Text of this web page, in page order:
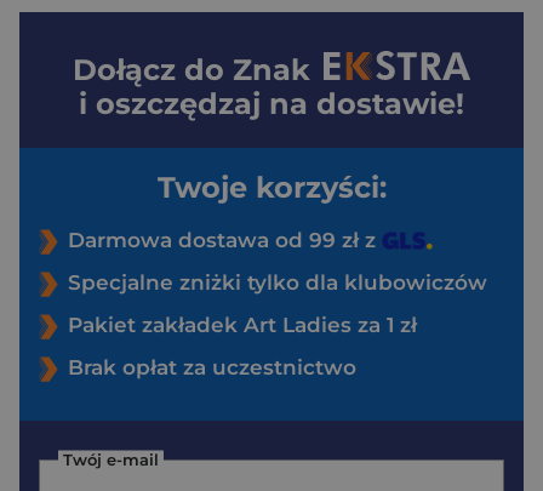
Dołącz do Znak
i oszczędzaj na dostawie!
Twoje korzyści:
Darmowa dostawa od 99 zł z
Specjalne zniżki tylko dla klubowiczów
Pakiet zakładek Art Ladies za 1 zł
Brak opłat za uczestnictwo
Twój e-mail